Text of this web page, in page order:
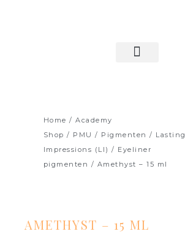
Home /Academy
Shop / PMU / Pigmenten / Lasting
Impressions (LI) / Eyeliner
pigmenten / Amethyst – 15 ml
AMETHYST – 15 ML